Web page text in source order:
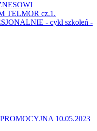
TELMOR cz.1.
- cykl szkoleń -
10.05.2023